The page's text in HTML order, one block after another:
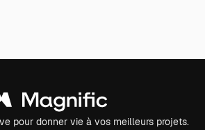
pour donner vie à vos meilleurs projets.